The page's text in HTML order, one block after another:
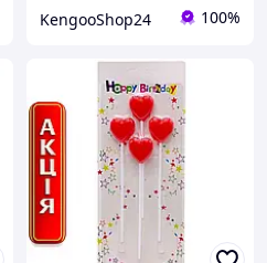
KengooShop24 100%